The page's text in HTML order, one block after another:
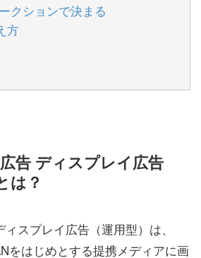
クションで決まる
方
告 ディスプレイ広告
は？
スプレイ広告（運用型）は、
をはじめとする提携メディアに画